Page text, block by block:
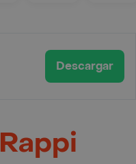
Descargar
Rappi